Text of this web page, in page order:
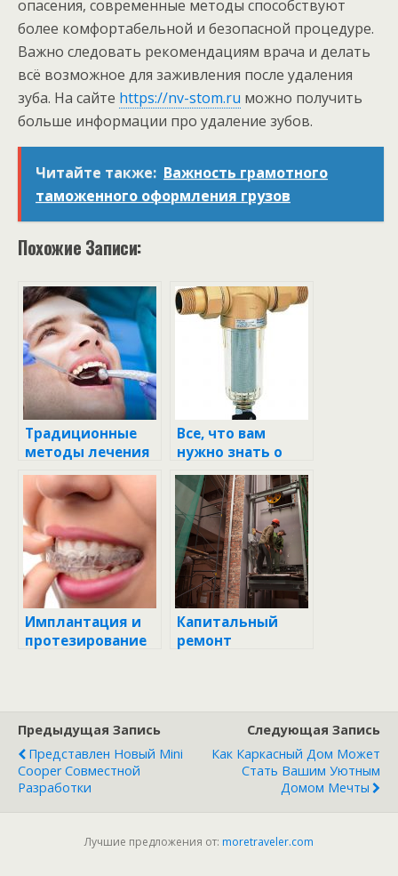
опасения, современные методы способствуют
более комфортабельной и безопасной процедуре.
Важно следовать рекомендациям врача и делать
всё возможное для заживления после удаления
зуба. На сайте https://nv-stom.ru можно получить
больше информации про удаление зубов.
Читайте также: Важность грамотного
таможенного оформления грузов
Похожие Записи:
Традиционные
методы лечения
зубов
Все, что вам
нужно знать о
фильтрах для
очистки воды:
выбор,
преимущества и
эффективность
Имплантация и
протезирование
Капитальный
ремонт
Предыдущая Запись
Представлен Новый Mini
Cooper Совместной
Разработки
Следующая Запись
Как Каркасный Дом Может
Стать Вашим Уютным
Домом Мечты
Лучшие предложения от: moretraveler.com